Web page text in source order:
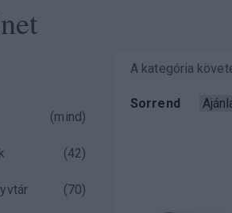
(mind)
(42)
(70)
A kategória
Sorrend